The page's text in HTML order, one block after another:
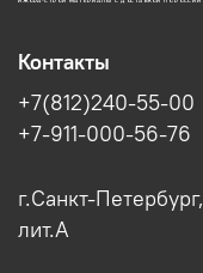
Контакты
+7(812)240-55-00
+7-911-000-56-76
г.Санкт-
лит.А